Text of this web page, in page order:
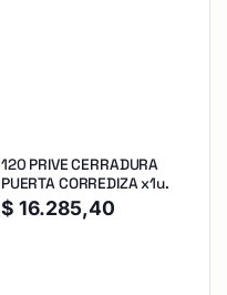
120 PRIVE CERRADURA
PUERTA CORREDIZA x1u.
$ 16.285,40